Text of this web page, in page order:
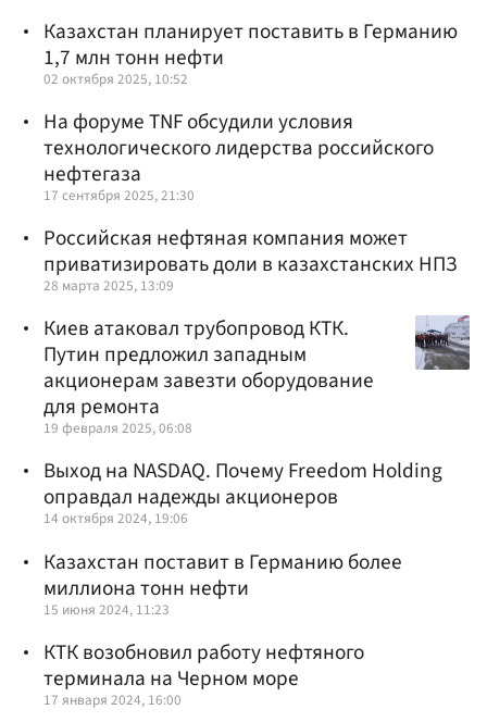
Казахстан планирует поставить в Германию
1,7 млн тонн нефти
02 октября 2025, 10:52
На форуме TNF обсудили условия
технологического лидерства российского
нефтегаза
17 сентября 2025, 21:30
Российская нефтяная компания может
приватизировать доли в казахстанских НПЗ
28 марта 2025, 13:09
Киев атаковал трубопровод КТК.
Путин предложил западным
акционерам завезти оборудование
для ремонта
19 февраля 2025, 06:08
Выход на NASDAQ. Почему Freedom Holding
оправдал надежды акционеров
14 октября 2024, 19:06
Казахстан поставит в Германию более
миллиона тонн нефти
15 июня 2024, 11:23
КТК возобновил работу нефтяного
терминала на Черном море
17 января 2024, 16:00